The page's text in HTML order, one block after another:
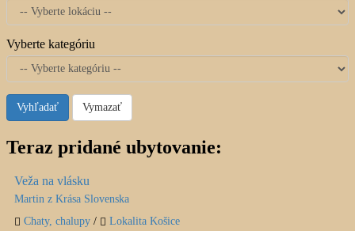
Vyberte kategóriu
Vyhľadať Vymazať
Teraz pridané ubytovanie:
Veža na vlásku
Martin z Krása Slovenska
Chaty, chalupy / Lokalita Košice